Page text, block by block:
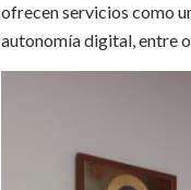
ofrecen servicios como
autonomía digital, entre